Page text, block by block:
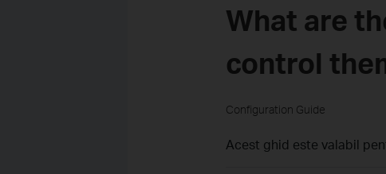
What are
control
Configuration Guide
Acest ghid este valabil